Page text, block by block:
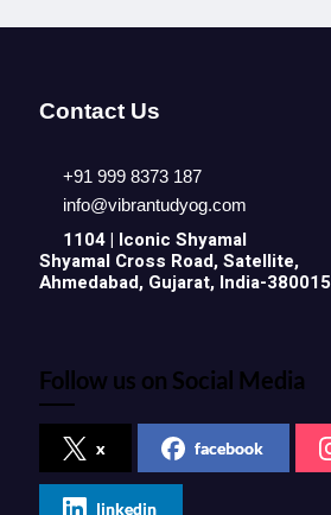
Contact Us
+91 999 8373 187
info@vibrantudyog.com
1104 | Iconic Shyamal
Shyamal Cross Road, Satellite,
Ahmedabad, Gujarat, India-380015
Follow us on Social Media
x facebook
linkedin